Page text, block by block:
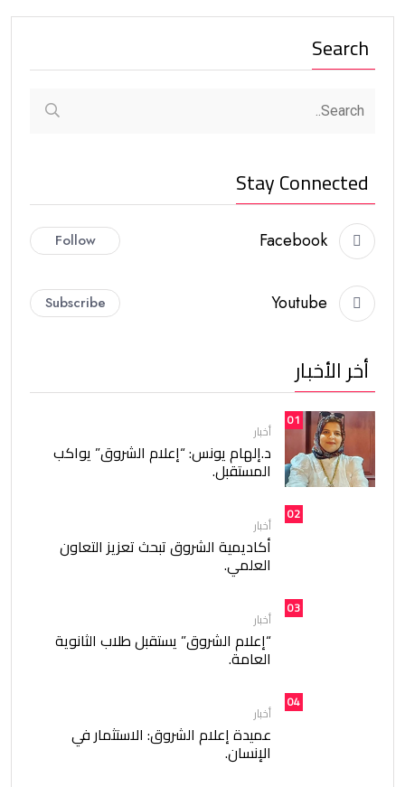
Search
Stay Connected
Facebook
Follow
Youtube
Subscribe
أخر الأخبار
01
أخبار
د.إلهام يونس: “إعلام الشروق” يواكب
المستقبل.
02
أخبار
أكاديمية الشروق تبحث تعزيز التعاون
العلمي.
03
أخبار
“إعلام الشروق” يستقبل طلاب الثانوية
العامة.
04
أخبار
عميدة إعلام الشروق: الاستثمار في
الإنسان.